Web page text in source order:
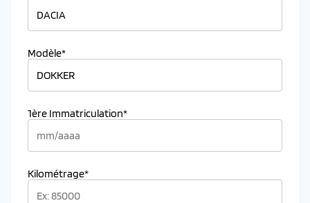
Modèle*
1ère Immatriculation*
Kilométrage*